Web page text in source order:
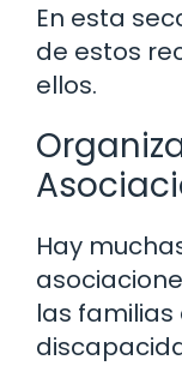
En esta
de estos
ellos.
Hay
las familias